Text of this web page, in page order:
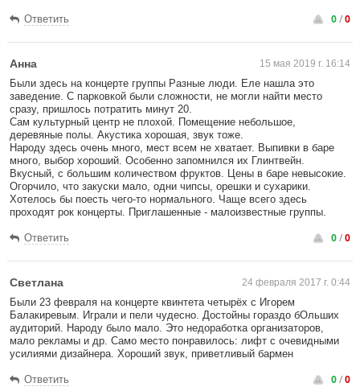
Ответить 0/0
Анна 15 мая 2019 г. 16:14
Были здесь на концерте группы Разные люди. Еле нашла это
заведение. С парковкой были сложности, не могли найти место
сразу, пришлось потратить минут 20.
Сам культурный центр не плохой. Помещение небольшое,
деревяные полы. Акустика хорошая, звук тоже.
Народу здесь очень много, мест всем не хватает. Выпивки в баре
много, выбор хороший. Особенно запомнился их Глинтвейн.
Вкусный, с большим количеством фруктов. Цены в баре невысокие.
Огорчило, что закуски мало, одни чипсы, орешки и сухарики.
Хотелось бы поесть чего-то нормального. Чаще всего здесь
проходят рок концерты. Приглашенные - малоизвестные группы.
Ответить 0/0
Светлана 24 февраля 2017 г. 0:44
Были 23 февраля на концерте квинтета четырёх с Игорем
Балакиревым. Играли и пели чудесно. Достойны гораздо бОльших
аудиторий. Народу было мало. Это недоработка организаторов,
мало рекламы и др. Само место понравилось: лифт с очевидными
усилиями дизайнера. Хороший звук, приветливый бармен
Ответить 0/0